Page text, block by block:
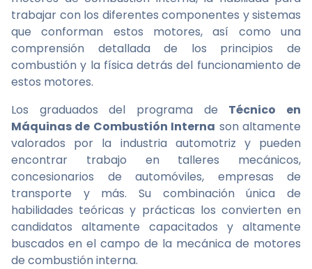
trabajar con los diferentes componentes y sistemas
que conforman estos motores, así como una
comprensión detallada de los principios de
combustión y la física detrás del funcionamiento de
estos motores.
Los graduados del programa de Técnico en
Máquinas de Combustión Interna son altamente
valorados por la industria automotriz y pueden
encontrar trabajo en talleres mecánicos,
concesionarios de automóviles, empresas de
transporte y más. Su combinación única de
habilidades teóricas y prácticas los convierten en
candidatos altamente capacitados y altamente
buscados en el campo de la mecánica de motores
de combustión interna.